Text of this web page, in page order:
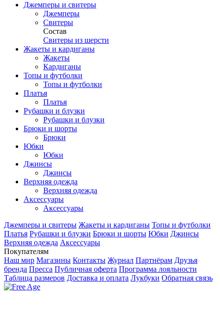
Джемперы и свитеры
Джемперы
Свитеры
Состав
Свитеры из шерсти
Жакеты и кардиганы
Жакеты
Кардиганы
Топы и футболки
Топы и футболки
Платья
Платья
Рубашки и блузки
Рубашки и блузки
Брюки и шорты
Брюки
Юбки
Юбки
Джинсы
Джинсы
Верхняя одежда
Верхняя одежда
Аксесcуары
Аксесcуары
Джемперы и свитеры Жакеты и кардиганы Топы и футболки
Платья Рубашки и блузки Брюки и шорты Юбки Джинсы
Верхняя одежда Аксесcуары
Покупателям
Наш мир Магазины Контакты Журнал Партнёрам Друзья
бренда Пресса Публичная оферта Программа лояльности
Таблица размеров Доставка и оплата Лукбуки Обратная связь